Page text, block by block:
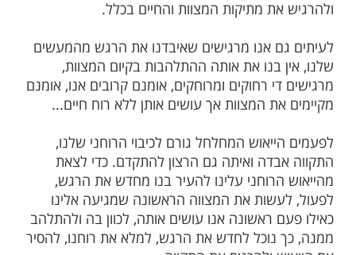
שבפסוק הם מי שאינם מצליחים לטעום
וחושבים בטעות כי 'סורסו' ואינם יכולים
דבר. ובכל זאת מובטח להם כי אם ישמרו את
עוד יזכו ויטעמו את טעמה..."
ש"סורסו" מעבודת ה' ומהחיים בכלל, נטולי
דימוי עצמי נמוך. רבי פנחס מקוריץ מרמז
לחוש את השבת, כשאדם מרגיש "מסורס"
לעורר את הלב, לעורר את הרגש מחדש,
את ראשו מהמים המכסים אותו